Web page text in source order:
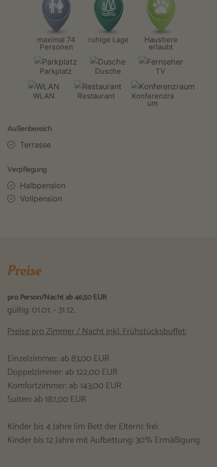
maximal 74
Personen
ruhige Lage Haustiere
erlaubt
Parkplatz Dusche TV
WLAN Restaurant Konferenzra
um
Außenbereich
Terrasse
Verpflegung
Halbpension
Vollpension
Preise
pro Person/Nacht ab 46,50 EUR
gültig: 01.01. - 31.12.
Preise pro Zimmer / Nacht inkl. Frühstücksbuffet:
Einzelzimmer: ab 83,00 EUR
Doppelzimmer: ab 122,00 EUR
Komfortzimmer: ab 143,00 EUR
Suiten: ab 187,00 EUR
Kinder bis 4 Jahre (im Bett der Eltern): frei
Kinder bis 12 Jahre mit Aufbettung: 30% Ermäßigung